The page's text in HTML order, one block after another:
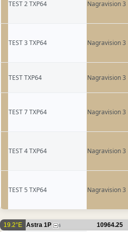
TEST 2 TXP64 Nagravision 3
TEST 3 TXP64 Nagravision 3
TEST TXP64 Nagravision 3
TEST 7 TXP64 Nagravision 3
TEST 4 TXP64 Nagravision 3
TEST 5 TXP64 Nagravision 3
19.2°E Astra 1P 6 10964.25